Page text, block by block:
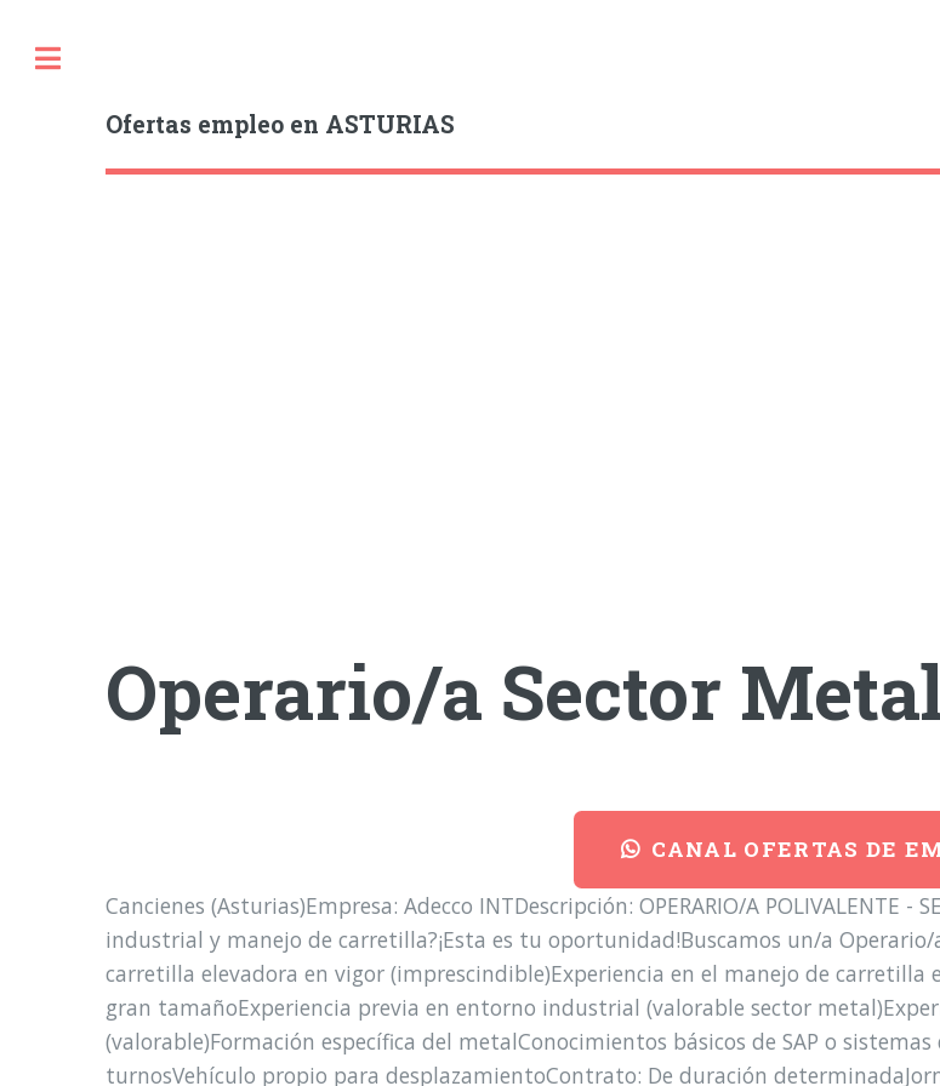
Ofertas empleo en ASTURIAS
Operario/a Sector
CANAL OFERTAS DE
Cancienes (Asturias)Empresa: Adecco INTDescripción: OPERARIO/A POLIVALENTE -
industrial y manejo de carretilla?¡Esta es tu oportunidad!Buscamos un/a
carretilla elevadora en vigor (imprescindible)Experiencia en el manejo de carretilla
gran tamañoExperiencia previa en entorno industrial (valorable sector
(valorable)Formación específica del metalConocimientos básicos de SAP o
turnosVehículo propio para desplazamientoContrato: De duración